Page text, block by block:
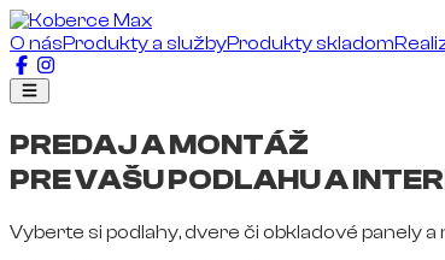
O násProdukty a službyProdukty skladom
PREDAJ A MONTÁŽ
PRE VAŠU PODLAHU A
Vyberte si podlahy, dvere či obkladové panely